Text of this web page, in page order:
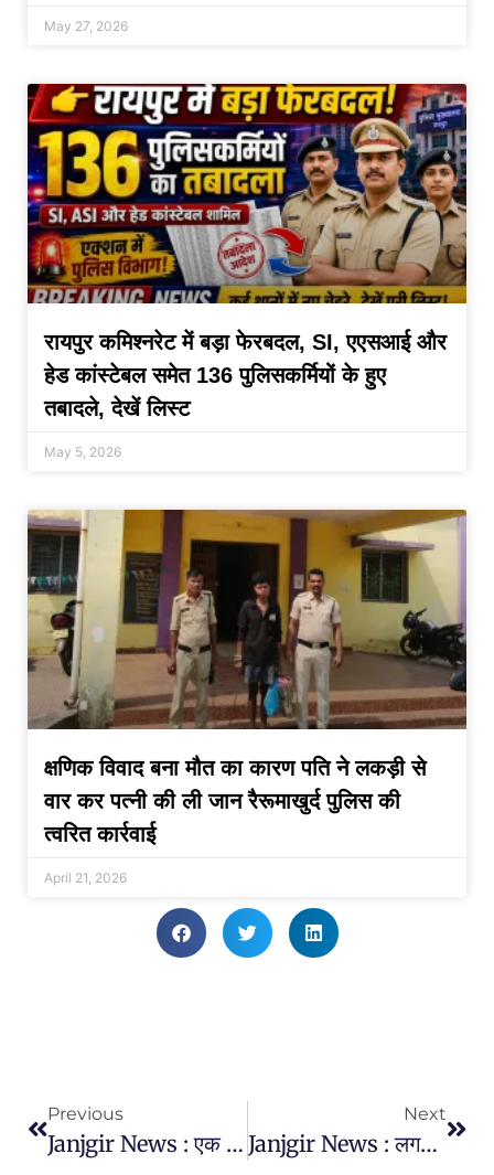
May 27, 2026
रायपुर कमिश्नरेट में बड़ा फेरबदल, SI, एएसआई और
हेड कांस्टेबल समेत 136 पुलिसकर्मियों के हुए
तबादले, देखें लिस्ट
May 5, 2026
क्षणिक विवाद बना मौत का कारण पति ने लकड़ी से
वार कर पत्नी की ली जान रैरूमाखुर्द पुलिस की
त्वरित कार्रवाई
April 21, 2026
Previous
Janjgir News : एक बार फिर सरकारी स्वास्थ्य सुविधाओं की पोल खुल ही गई, प्रसव के महिला और नवजात की मौत, परिजनों में पसरा मातम का माहौल
Next
Janjgir News : लगरा पामगढ़ में जिला स्तरीय भारत स्काउट एंड गाइड्स प्रशिक्षण शिविर का आयोजन,